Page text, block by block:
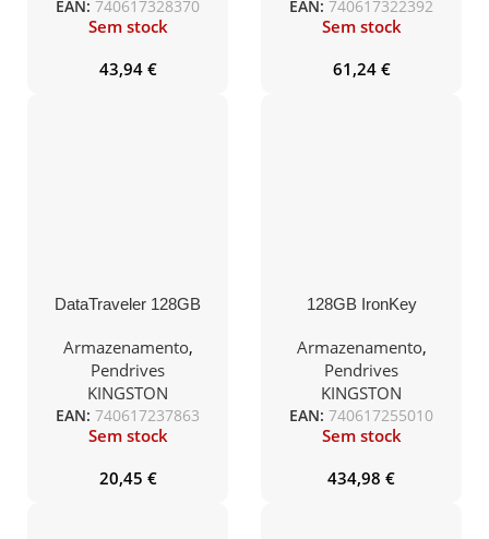
EAN: 740617328370
Sem stock
43,94 €
EAN: 740617322392
Sem stock
61,24 €
DataTraveler 128GB
Armazenamento,
Pendrives
KINGSTON
EAN: 740617237863
Sem stock
20,45 €
128GB IronKey
Encrypted USB 3.0 FIPS
Level 3, Managed
Armazenamento,
Pendrives
KINGSTON
EAN: 740617255010
Sem stock
434,98 €